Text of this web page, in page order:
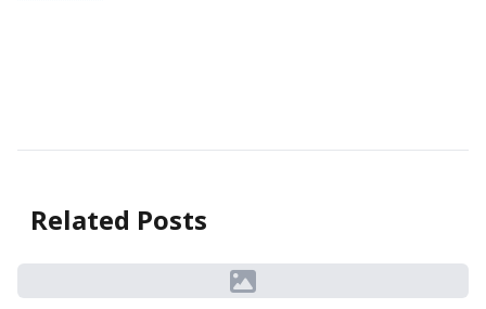
Related Posts